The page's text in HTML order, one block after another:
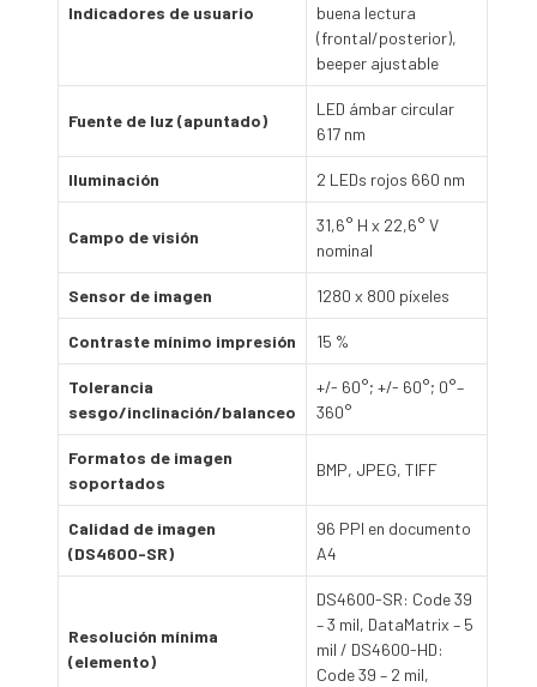
Indicadores de usuario
buena lectura
(frontal/posterior),
beeper ajustable
Fuente de luz (apuntado)
LED ámbar circular
617 nm
Iluminación 2 LEDs rojos 660 nm
Campo de visión
31,6° H x 22,6° V
nominal
Sensor de imagen 1280 x 800 píxeles
Contraste mínimo impresión 15 %
Tolerancia
sesgo/inclinación/balanceo
+/- 60°; +/- 60°; 0°–
360°
Formatos de imagen
soportados
BMP, JPEG, TIFF
Calidad de imagen
(DS4600-SR)
96 PPI en documento
A4
Resolución mínima
(elemento)
DS4600-SR: Code 39
– 3 mil, DataMatrix – 5
mil / DS4600-HD:
Code 39 – 2 mil,